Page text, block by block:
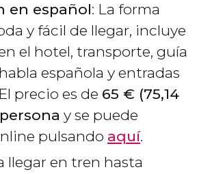
en español: La forma
y fácil de llegar, incluye
el hotel, transporte, guía
española y entradas
precio es de 65 € (75,14
y se puede
pulsando aquí.
llegar en tren hasta